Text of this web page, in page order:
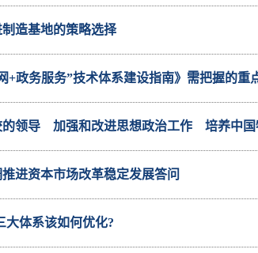
造基地的策略选择
+政务服务”技术体系建设指南》需把握的重
的领导 加强和改进思想政治工作 培养中国
进资本市场改革稳定发展答问
大体系该如何优化?